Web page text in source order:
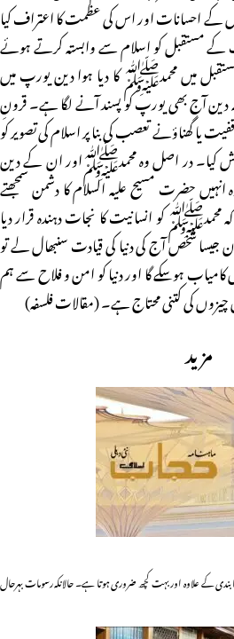
کے احسانات اور اس کی عظمت کا اعتراف کیا
مستقبل کو اسلام سے وابستہ کرتے ہوئے
میں محمدﷺ کا دیا ہوا دین یورپ میں
دین آج بھی یورپ کو پسند آنے لگا ہے۔ قرونِ
یا گھناؤنے تعصب کی بنا پر اسلام کی تصویر کو
پیش کیا۔ در اصل وہ محمدﷺاور ان کے دین
حضرت مسیح علیہ السلام کا دشمن سمجھتے
کو انسانیت کا نجات دہندہ قرار دیا
جیسا شخص آج کی دنیا کی قیادت سنبھال لے تو
ہوسکے گا اور دنیا کو امن و فلاح سے ہم
چیزوں کی کتنی محتاج ہے۔ (مقالات فلسفہ)
مزید
کے علاوہ اور بہت کچھ ضروری ہوتا ہے۔ حالانکہ رسومات بہرحال